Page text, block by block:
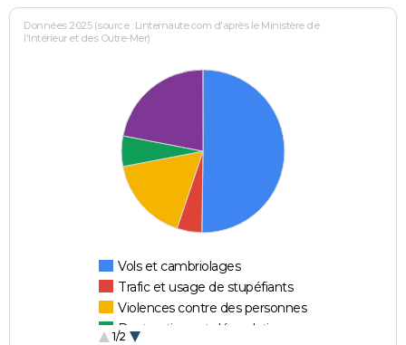
Données 2025 (source : Linternaute.com d'après le Ministère de
l'Intérieur et des Outre-Mer)
Vols et cambriolages
Trafic et usage de stupéfiants
Violences contre des personnes
Destructions et dégradations
1/2